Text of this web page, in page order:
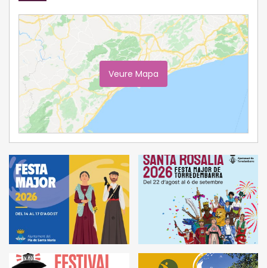
Veure Mapa